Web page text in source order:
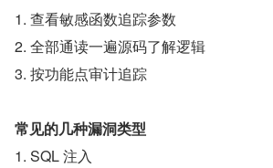
1. 查看敏感函数追踪参数
2. 全部通读一遍源码了解逻辑
3. 按功能点审计追踪
常见的几种漏洞类型
1. SQL 注入